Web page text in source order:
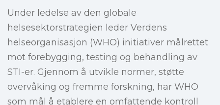
Under ledelse av den globale
helsesektorstrategien leder Verdens
helseorganisasjon (WHO) initiativer målrettet
mot forebygging, testing og behandling av
STI-er. Gjennom å utvikle normer, støtte
overvåking og fremme forskning, har WHO
som mål å etablere en omfattende kontroll